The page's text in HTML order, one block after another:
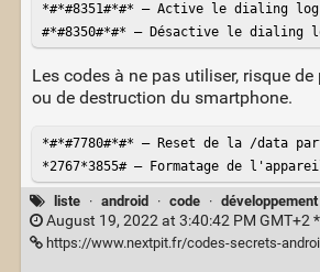
*#*#8351#*#* – Active le dialing log
#*#8350#*#* – Désactive le dialing
Les codes à ne pas utiliser, risque de
ou de destruction du smartphone.
*#*#7780#*#* – Reset de la /data
*2767*3855# – Formatage de
liste · android · code · développement
August 19, 2022 at 3:40:42 PM GMT+2 *
https://www.nextpit.fr/codes-secrets-